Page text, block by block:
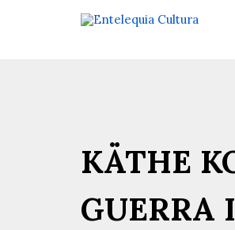
KÄTHE
GUERRA